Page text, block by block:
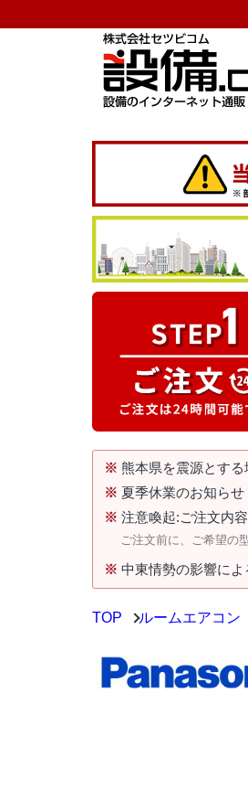
※ 熊本県を震源とす
※ 夏季休業のお知らせ
※ 注意喚起:ご注文内
ご注文前に、ご希望の
※ 中東情勢の影響に
TOP ルームエアコン